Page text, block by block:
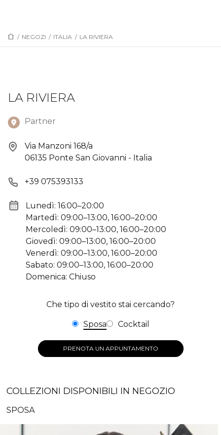
/ NEGOZI / ITALIA / LA RIVIERA
LA RIVIERA
Partner
Via Manzoni 168/a
06135 Ponte San Giovanni - Italia
+39 075393133
Lunedì: 16:00–20:00
Martedì: 09:00–13:00, 16:00–20:00
Mercoledì: 09:00–13:00, 16:00–20:00
Giovedì: 09:00–13:00, 16:00–20:00
Venerdì: 09:00–13:00, 16:00–20:00
Sabato: 09:00–13:00, 16:00–20:00
Domenica: Chiuso
Che tipo di vestito stai cercando?
Sposa Cocktail
PRENOTA UN APPUNTAMENTO
COLLEZIONI DISPONIBILI IN NEGOZIO
SPOSA